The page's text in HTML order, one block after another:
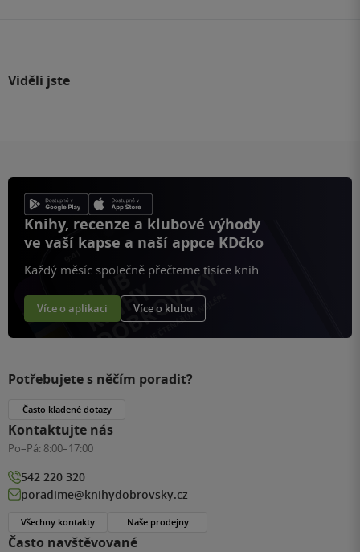
Viděli jste
Knihy, recenze a klubové výhody
ve vaší kapse a naší appce KDčko
Každý měsíc společně přečteme tisíce knih
Více o aplikaci Více o klubu
Často navštěvované
Potřebujete s něčím poradit?
Často kladené dotazy
Kontaktujte nás
Po–Pá: 8:00–17:00
542 220 320
poradime@knihydobrovsky.cz
Všechny kontakty Naše prodejny